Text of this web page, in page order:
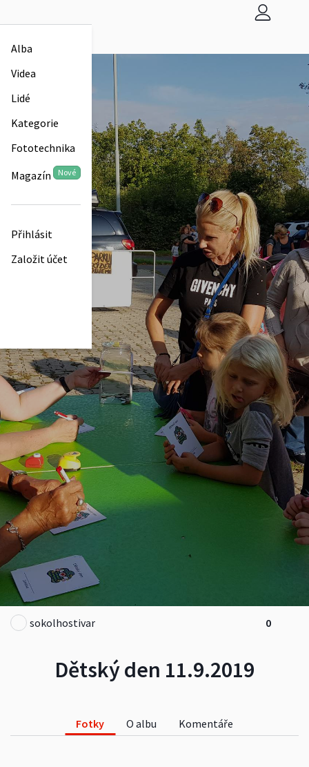
Alba
Videa
Lidé
Kategorie
Fototechnika
Magazín Nové
Přihlásit
Založit účet
Dětský den 11.9.2019
sokolhostivar 0
Fotky O albu Komentáře